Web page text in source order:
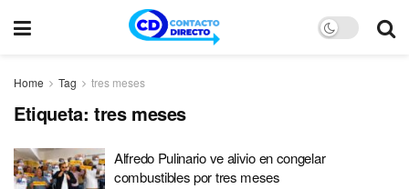
Home Tag tres meses
Etiqueta: tres meses
Alfredo Pulinario ve alivio en congelar
combustibles por tres meses